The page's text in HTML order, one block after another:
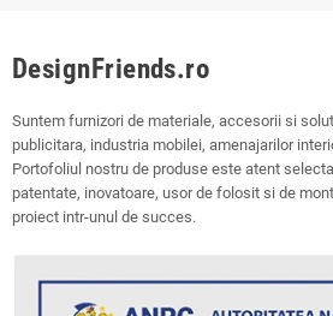
DesignFriends.ro
Suntem furnizori de materiale, accesorii si
publicitara, industria mobilei, amenajarilor
Portofoliul nostru de produse este atent
patentate, inovatoare, usor de folosit si de
proiect intr-unul de succes.